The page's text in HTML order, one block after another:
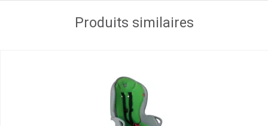
Produits similaires